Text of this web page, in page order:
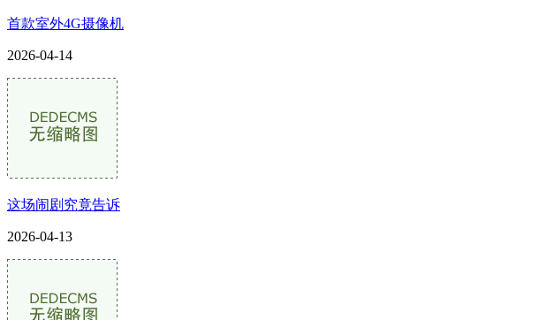
首款室外4G摄像机
2026-04-14
这场闹剧究竟告诉
2026-04-13